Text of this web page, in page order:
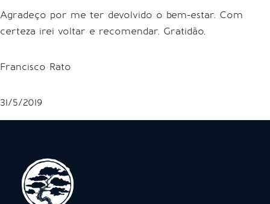
Agradeço por me ter devolvido o bem-estar. Com
certeza irei voltar e recomendar. Gratidão.
Francisco Rato
31/5/2019